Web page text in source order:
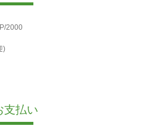
2000
)
支払い